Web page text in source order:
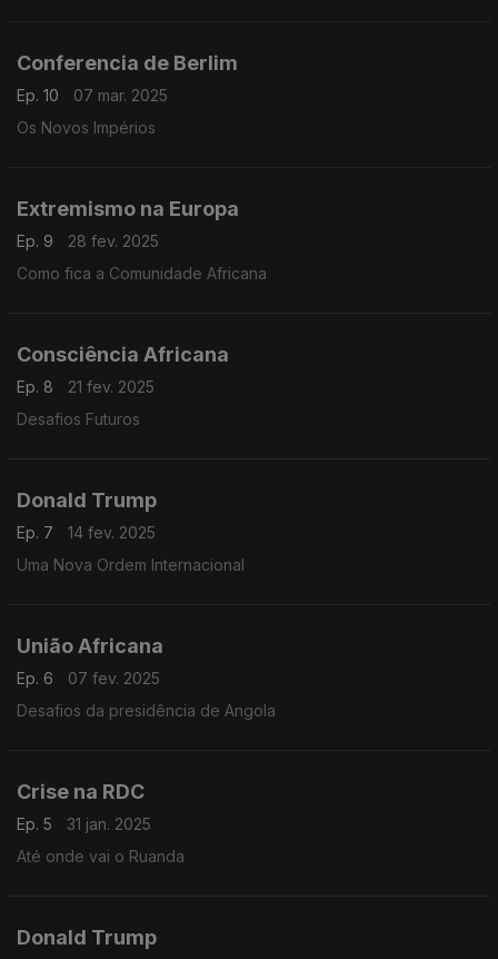
Conferencia de Berlim
Ep. 10
07 mar. 2025
Os Novos Impérios
Extremismo na Europa
Ep. 9
28 fev. 2025
Como fica a Comunidade Africana
Consciência Africana
Ep. 8
21 fev. 2025
Desafios Futuros
Donald Trump
Ep. 7
14 fev. 2025
Uma Nova Ordem Internacional
União Africana
Ep. 6
07 fev. 2025
Desafios da presidência de Angola
Crise na RDC
Ep. 5
31 jan. 2025
Até onde vai o Ruanda
Donald Trump